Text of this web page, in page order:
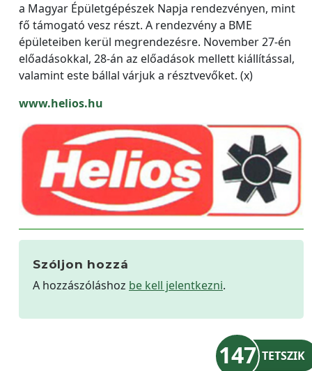
a Magyar Épületgépészek Napja rendezvényen, mint
fő támogató vesz részt. A rendezvény a BME
épületeiben kerül megrendezésre. November 27-én
előadásokkal, 28-án az előadások mellett kiállítással,
valamint este bállal várjuk a résztvevőket. (x)
www.helios.hu
Szóljon hozzá
A hozzászóláshoz be kell jelentkezni.
147 TETSZIK